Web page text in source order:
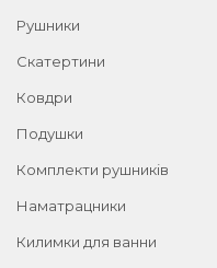
Рушники
Скатертини
Ковдри
Подушки
Комплекти рушників
Наматрацники
Килимки для ванни